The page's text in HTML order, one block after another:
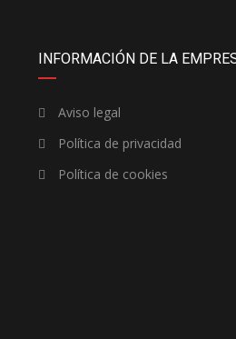
INFORMACIÓN DE LA
Aviso legal
Política de privacidad
Política de cookies